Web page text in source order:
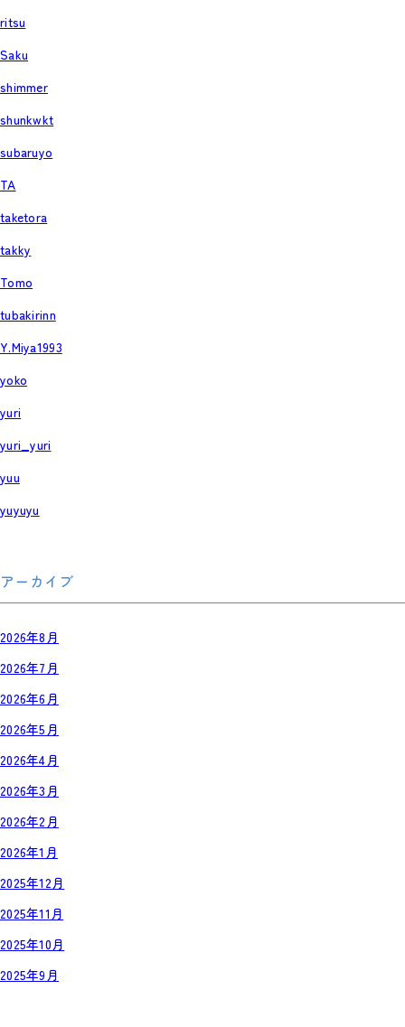
ritsu
Saku
shimmer
shunkwkt
subaruyo
TA
taketora
takky
Tomo
tubakirinn
Y.Miya1993
yoko
yuri
yuri_yuri
yuu
yuyuyu
アーカイブ
2026年8月
2026年7月
2026年6月
2026年5月
2026年4月
2026年3月
2026年2月
2026年1月
2025年12月
2025年11月
2025年10月
2025年9月